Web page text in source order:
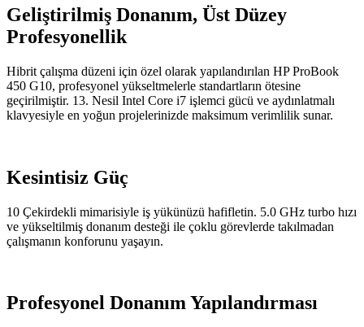
Geliştirilmiş Donanım, Üst Düzey
Profesyonellik
Hibrit çalışma düzeni için özel olarak yapılandırılan HP ProBook
450 G10, profesyonel yükseltmelerle standartların ötesine
geçirilmiştir. 13. Nesil Intel Core i7 işlemci gücü ve aydınlatmalı
klavyesiyle en yoğun projelerinizde maksimum verimlilik sunar.
Kesintisiz Güç
10 Çekirdekli mimarisiyle iş yükünüzü hafifletin. 5.0 GHz turbo hızı
ve yükseltilmiş donanım desteği ile çoklu görevlerde takılmadan
çalışmanın konforunu yaşayın.
Profesyonel Donanım Yapılandırması